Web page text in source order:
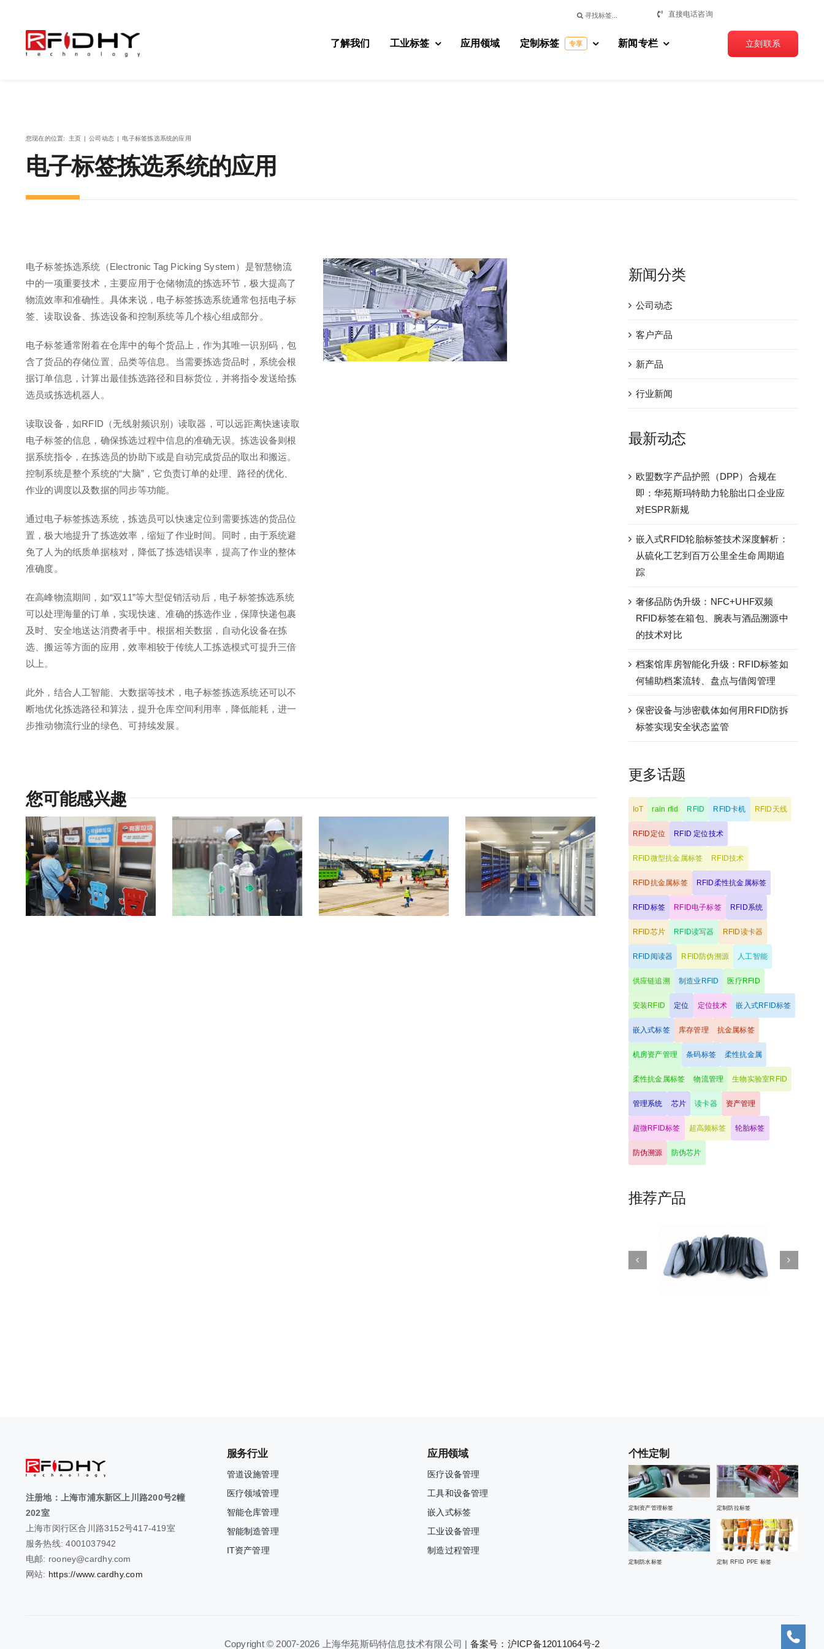
搜
直接电话咨询
了解我们 工业标签 应用领域 定制标签 专享 新闻专栏 立刻联系
您现在的位置: 主页 | 公司动态 | 电子标签拣选系统的应用
电子标签拣选系统的应用
电子标签拣选系统（Electronic Tag Picking System）是智慧物流
中的一项重要技术，主要应用于仓储物流的拣选环节，极大提高了
物流效率和准确性。具体来说，电子标签拣选系统通常包括电子标
签、读取设备、拣选设备和控制系统等几个核心组成部分。
电子标签通常附着在仓库中的每个货品上，作为其唯一识别码，包
含了货品的存储位置、品类等信息。当需要拣选货品时，系统会根
据订单信息，计算出最佳拣选路径和目标货位，并将指令发送给拣
选员或拣选机器人。
读取设备，如RFID（无线射频识别）读取器，可以远距离快速读取
电子标签的信息，确保拣选过程中信息的准确无误。拣选设备则根
据系统指令，在拣选员的协助下或是自动完成货品的取出和搬运。
控制系统是整个系统的“大脑”，它负责订单的处理、路径的优化、
作业的调度以及数据的同步等功能。
通过电子标签拣选系统，拣选员可以快速定位到需要拣选的货品位
置，极大地提升了拣选效率，缩短了作业时间。同时，由于系统避
免了人为的纸质单据核对，降低了拣选错误率，提高了作业的整体
准确度。
在高峰物流期间，如“双11”等大型促销活动后，电子标签拣选系统
可以处理海量的订单，实现快速、准确的拣选作业，保障快递包裹
及时、安全地送达消费者手中。根据相关数据，自动化设备在拣
选、搬运等方面的应用，效率相较于传统人工拣选模式可提升三倍
以上。
此外，结合人工智能、大数据等技术，电子标签拣选系统还可以不
断地优化拣选路径和算法，提升仓库空间利用率，降低能耗，进一
步推动物流行业的绿色、可持续发展。
您可能感兴趣
新闻分类
公司动态
客户产品
新产品
行业新闻
最新动态
欧盟数字产品护照（DPP）合规在
即：华苑斯玛特助力轮胎出口企业应
对ESPR新规
嵌入式RFID轮胎标签技术深度解析：
从硫化工艺到百万公里全生命周期追
踪
奢侈品防伪升级：NFC+UHF双频
RFID标签在箱包、腕表与酒品溯源中
的技术对比
档案馆库房智能化升级：RFID标签如
何辅助档案流转、盘点与借阅管理
保密设备与涉密载体如何用RFID防拆
标签实现安全状态监管
更多话题
IoT rain rfid RFID RFID卡机 RFID天线
RFID定位 RFID 定位技术
RFID微型抗金属标签 RFID技术
RFID抗金属标签 RFID柔性抗金属标签
RFID标签 RFID电子标签 RFID系统
RFID芯片 RFID读写器 RFID读卡器
RFID阅读器 RFID防伪溯源 人工智能
供应链追溯 制造业RFID 医疗RFID
安装RFID 定位 定位技术 嵌入式RFID标签
嵌入式标签 库存管理 抗金属标签
机房资产管理 条码标签 柔性抗金属
柔性抗金属标签 物流管理 生物实验室RFID
管理系统 芯片 读卡器 资产管理
超微RFID标签 超高频标签 轮胎标签
防伪溯源 防伪芯片
推荐产品
注册地：上海市浦东新区上川路200号2幢
202室
上海市闵行区合川路3152号417-419室
服务热线: 4001037942
电邮: rooney@cardhy.com
网站: https://www.cardhy.com
服务行业
管道设施管理
医疗领域管理
智能仓库管理
智能制造管理
IT资产管理
应用领域
医疗设备管理
工具和设备管理
嵌入式标签
工业设备管理
制造过程管理
个性定制
定制资产管理标签
定制防水标签
定制防拉标签
定制 RFID PPE 标签
Copyright © 2007-2026 上海华苑斯码特信息技术有限公司 | 备案号：沪ICP备12011064号-2